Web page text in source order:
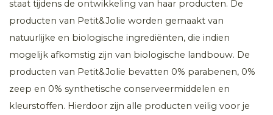
staat tijdens de ontwikkeling van haar producten. De
producten van Petit&Jolie worden gemaakt van
natuurlijke en biologische ingrediënten, die indien
mogelijk afkomstig zijn van biologische landbouw. De
producten van Petit&Jolie bevatten 0% parabenen, 0%
zeep en 0% synthetische conserveermiddelen en
kleurstoffen. Hierdoor zijn alle producten veilig voor je